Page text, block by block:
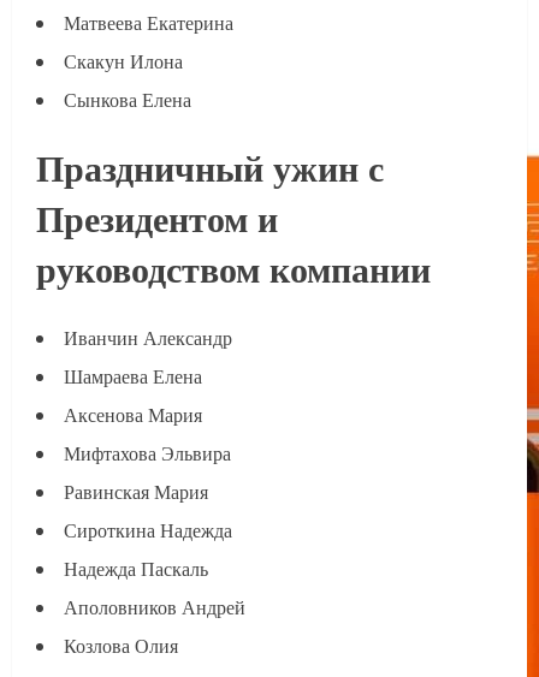
Матвеева Екатерина
Скакун Илона
Сынкова Елена
Праздничный ужин с
Президентом и
руководством компании
Иванчин Александр
Шамраева Елена
Аксенова Мария
Мифтахова Эльвира
Равинская Мария
Сироткина Надежда
Надежда Паскаль
Аполовников Андрей
Козлова Олия